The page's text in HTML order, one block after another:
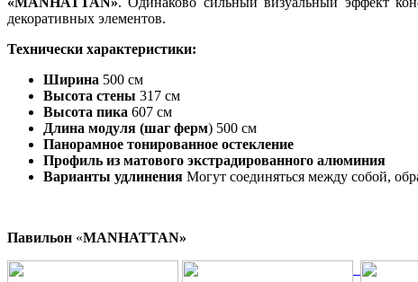
декоративных элементов.
Технически характеристики:
Ширина 500 см
Высота стены 317 см
Высота пика 607 см
Длина модуля (шаг ферм) 500 см
Панорамное тонированное остекление
Профиль из матового экстрадированного алюминия
Варианты удлинения Могут соединяться между собой,
Павильон «MANHATTAN»